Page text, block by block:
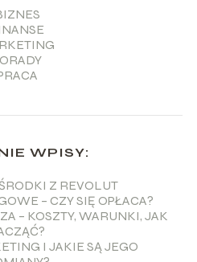
WPISY:
Z REVOLUT
– CZY SIĘ OPŁACA?
– KOSZTY, WARUNKI, JAK
I JAKIE SĄ JEGO